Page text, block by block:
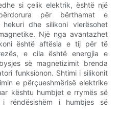
si çelik elektrik, është një
për bërthamat e
dhe silikoni vlerësohet
Një nga avantazhet
është aftësia e tij për të
e cila është energjia e
së magnetizimit brenda
funksionon. Shtimi i silikonit
e përçueshmërisë elektrike
kështu humbjet e rrymës së
rëndësishëm i humbjes së